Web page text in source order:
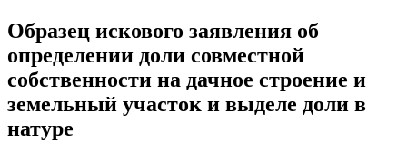
Образец искового заявления об
определении доли совместной
собственности на дачное строение и
земельный участок и выделе доли в
натуре